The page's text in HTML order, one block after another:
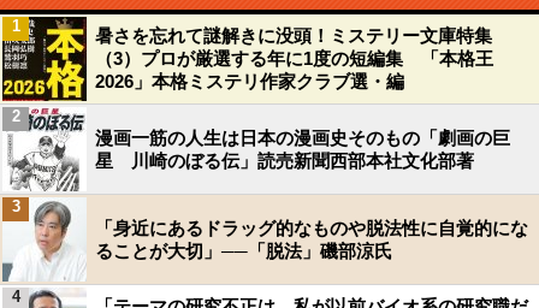
暑さを忘れて謎解きに没頭！ミステリー文庫特集
（3）プロが厳選する年に1度の短編集 「本格王
2026」本格ミステリ作家クラブ選・編
1
漫画一筋の人生は日本の漫画史そのもの「劇画の巨
星 川崎のぼる伝」読売新聞西部本社文化部著
2
「身近にあるドラッグ的なものや脱法性に自覚的にな
ることが大切」──「脱法」磯部涼氏
3
4